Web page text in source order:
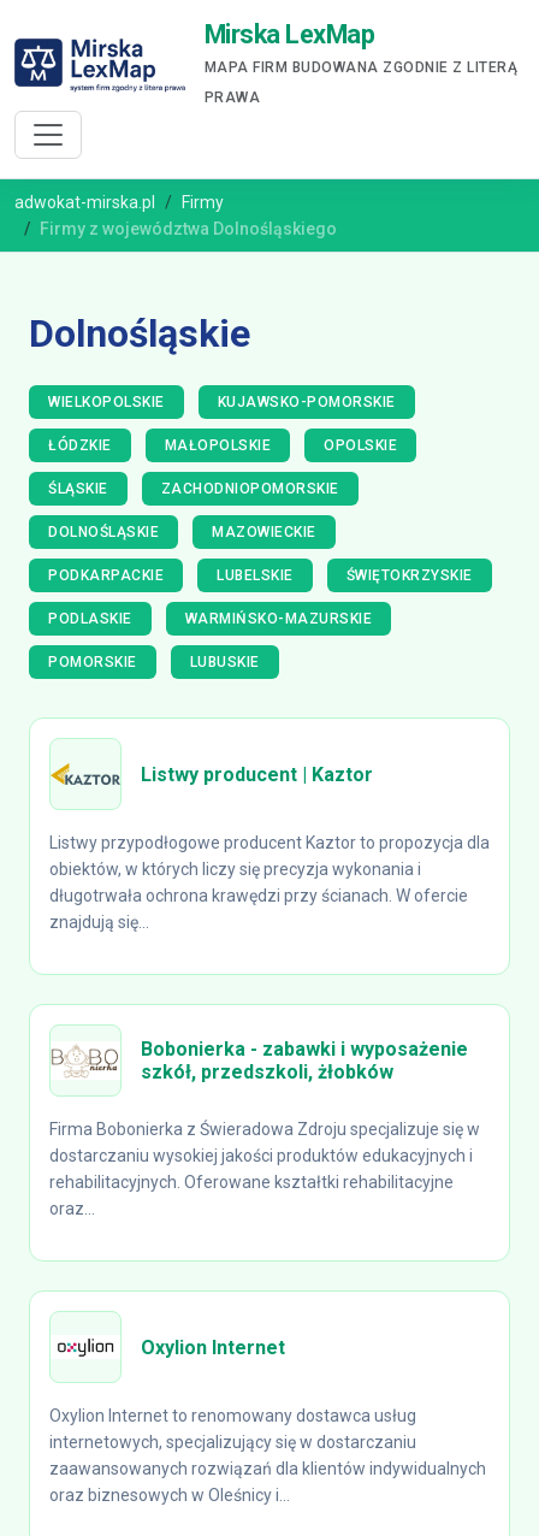
Mirska LexMap
MAPA FIRM BUDOWANA ZGODNIE Z LITERĄ
PRAWA
adwokat-mirska.pl
Firmy
Firmy z województwa Dolnośląskiego
Dolnośląskie
WIELKOPOLSKIE KUJAWSKO-POMORSKIE
ŁÓDZKIE MAŁOPOLSKIE OPOLSKIE
ŚLĄSKIE ZACHODNIOPOMORSKIE
DOLNOŚLĄSKIE MAZOWIECKIE
PODKARPACKIE LUBELSKIE ŚWIĘTOKRZYSKIE
PODLASKIE WARMIŃSKO-MAZURSKIE
POMORSKIE LUBUSKIE
Listwy producent | Kaztor
Listwy przypodłogowe producent Kaztor to propozycja dla
obiektów, w których liczy się precyzja wykonania i
długotrwała ochrona krawędzi przy ścianach. W ofercie
znajdują się...
Bobonierka - zabawki i wyposażenie
szkół, przedszkoli, żłobków
Firma Bobonierka z Świeradowa Zdroju specjalizuje się w
dostarczaniu wysokiej jakości produktów edukacyjnych i
rehabilitacyjnych. Oferowane kształtki rehabilitacyjne
oraz...
Oxylion Internet
Oxylion Internet to renomowany dostawca usług
internetowych, specjalizujący się w dostarczaniu
zaawansowanych rozwiązań dla klientów indywidualnych
oraz biznesowych w Oleśnicy i...